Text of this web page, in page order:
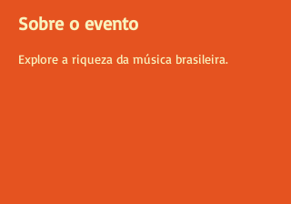
Sobre o evento
Explore a riqueza da música brasileira.